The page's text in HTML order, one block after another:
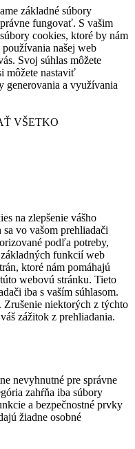
základné súbory
fungovať. S vašim
cookies, ktoré by nám
našej web
Svoj súhlas môžete
môžete nastaviť
generovania a využívania
VŠETKO
na zlepšenie vášho
vo vašom prehliadači
podľa potreby,
funkcií web
ktoré nám pomáhajú
webovú stránku. Tieto
iba s vaším súhlasom.
niektorých z týchto
zážitok z prehliadania.
nevyhnutné pre správne
zahŕňa iba súbory
a bezpečnostné prvky
žiadne osobné